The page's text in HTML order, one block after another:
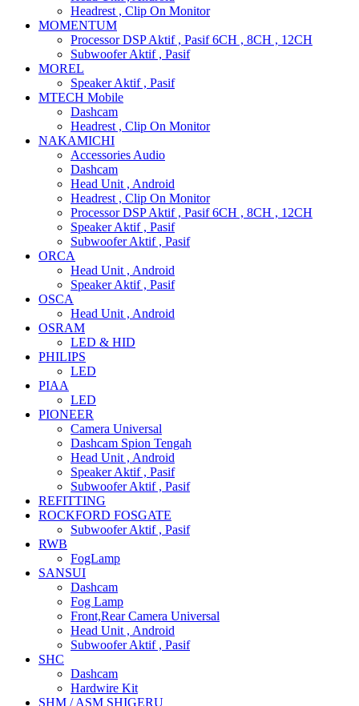
Headrest , Clip On Monitor
MOMENTUM
Processor DSP Aktif , Pasif 6CH , 8CH , 12CH
Subwoofer Aktif , Pasif
MOREL
Speaker Aktif , Pasif
MTECH Mobile
Dashcam
Headrest , Clip On Monitor
NAKAMICHI
Accessories Audio
Dashcam
Head Unit , Android
Headrest , Clip On Monitor
Processor DSP Aktif , Pasif 6CH , 8CH , 12CH
Speaker Aktif , Pasif
Subwoofer Aktif , Pasif
ORCA
Head Unit , Android
Speaker Aktif , Pasif
OSCA
Head Unit , Android
OSRAM
LED & HID
PHILIPS
LED
PIAA
LED
PIONEER
Camera Universal
Dashcam Spion Tengah
Head Unit , Android
Speaker Aktif , Pasif
Subwoofer Aktif , Pasif
REFITTING
ROCKFORD FOSGATE
Subwoofer Aktif , Pasif
RWB
FogLamp
SANSUI
Dashcam
Fog Lamp
Front,Rear Camera Universal
Head Unit , Android
Subwoofer Aktif , Pasif
SHC
Dashcam
Hardwire Kit
SHM / ASM SHIGERU